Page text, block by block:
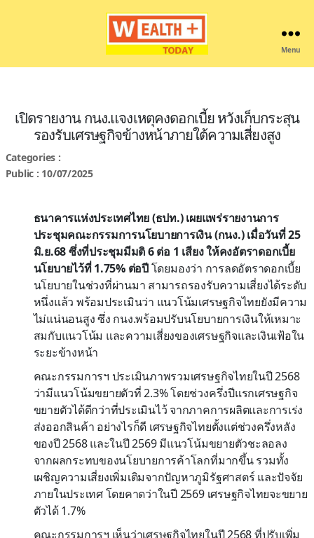
Menu
เปิดรายงาน กนง.แจงเหตุคงดอกเบี้ย หวังเก็บกระสุน
รองรับเศรษฐกิจข้างหน้าภายใต้ความเสี่ยงสูง
Categories :
Public : 10/07/2025
ธนาคารแห่งประเทศไทย (ธปท.) เผยแพร่รายงานการ
ประชุมคณะกรรมการนโยบายการเงิน (กนง.) เมื่อวันที่ 25
มิ.ย.68 ซึ่งที่ประชุมมีมติ 6 ต่อ 1 เสียง ให้คงอัตราดอกเบี้ย
นโยบายไว้ที่ 1.75% ต่อปีโดยมองว่า การลดอัตราดอกเบี้ย
นโยบายในช่วงที่ผ่านมา สามารถรองรับความเสี่ยงได้ระดับ
หนึ่งแล้ว พร้อมประเมินว่า แนวโน้มเศรษฐกิจไทยยังมีความ
ไม่แน่นอนสูง ซึ่ง กนง.พร้อมปรับนโยบายการเงินให้เหมาะ
สมกับแนวโน้ม และความเสี่ยงของเศรษฐกิจและเงินเฟ้อใน
ระยะข้างหน้า
คณะกรรมการฯ ประเมินภาพรวมเศรษฐกิจไทยในปี 2568
ว่ามีแนวโน้มขยายตัวที่ 2.3% โดยช่วงครึ่งปีแรกเศรษฐกิจ
ขยายตัวได้ดีกว่าที่ประเมินไว้ จากภาคการผลิตและการเร่ง
ส่งออกสินค้า อย่างไรก็ดี เศรษฐกิจไทยตั้งแต่ช่วงครึ่งหลัง
ของปี 2568 และในปี 2569 มีแนวโน้มขยายตัวชะลอลง
จากผลกระทบของนโยบายการค้าโลกที่มากขึ้น รวมทั้ง
เผชิญความเสี่ยงเพิ่มเติมจากปัญหาภูมิรัฐศาสตร์ และปัจจัย
ภายในประเทศ โดยคาดว่าในปี 2569 เศรษฐกิจไทยจะขยาย
ตัวได้ 1.7%
คณะกรรมการฯ เห็นว่าเศรษฐกิจไทยในปี 2568 ที่ปรับเพิ่ม